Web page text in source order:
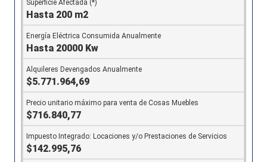
Hasta 200 m2
Hasta 20000 Kw
$5.771.964,69
$716.840,77
$142.995,76